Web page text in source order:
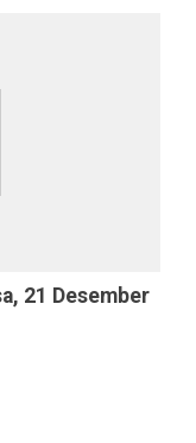
21 Desember